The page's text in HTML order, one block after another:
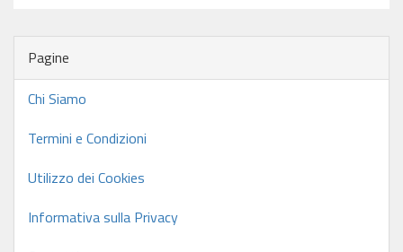
Pagine
Chi Siamo
Termini e Condizioni
Utilizzo dei Cookies
Informativa sulla Privacy